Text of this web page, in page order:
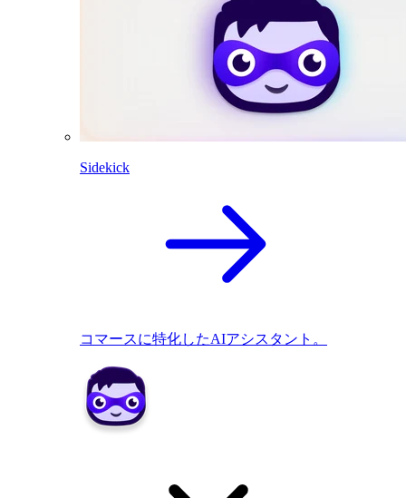
Sidekick
コマースに特化したAIアシスタント。